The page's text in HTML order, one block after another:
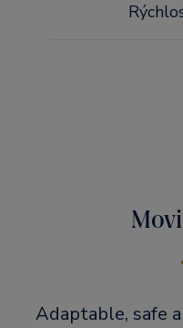
Adaptable, safe